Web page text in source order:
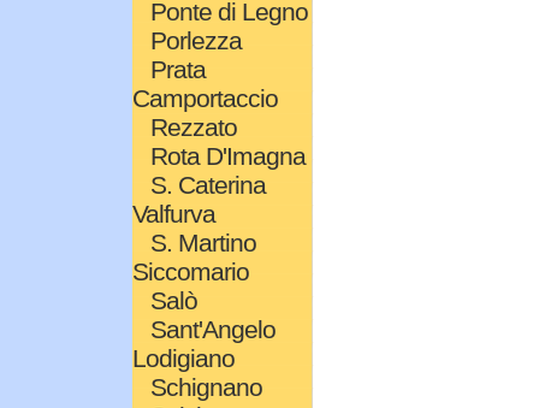
Ponte di Legno
Porlezza
Prata
Camportaccio
Rezzato
Rota D'Imagna
S. Caterina
Valfurva
S. Martino
Siccomario
Salò
Sant'Angelo
Lodigiano
Schignano